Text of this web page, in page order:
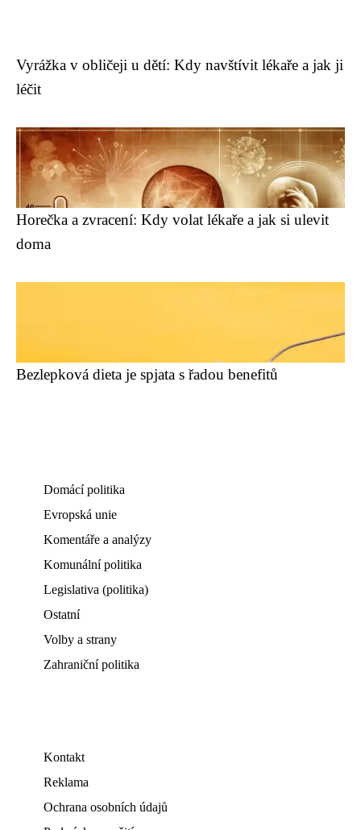
Vyrážka v obličeji u dětí: Kdy navštívit lékaře a jak ji
léčit
Horečka a zvracení: Kdy volat lékaře a jak si ulevit
doma
Bezlepková dieta je spjata s řadou benefitů
Domácí politika
Evropská unie
Komentáře a analýzy
Komunální politika
Legislativa (politika)
Ostatní
Volby a strany
Zahraniční politika
Kontakt
Reklama
Ochrana osobních údajů